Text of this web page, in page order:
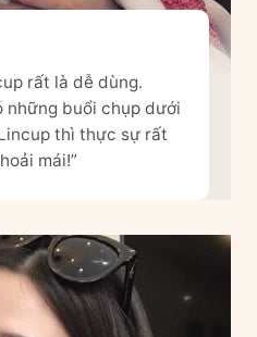
rất là dễ dùng.
những buổi chụp dưới
thì thực sự rất
mái!”